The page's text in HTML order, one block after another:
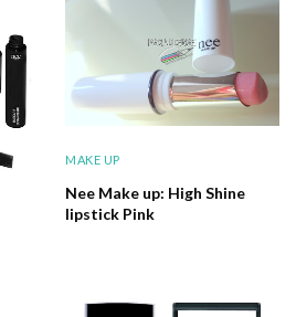
MAKE UP
Nee Make up: High Shine
lipstick Pink